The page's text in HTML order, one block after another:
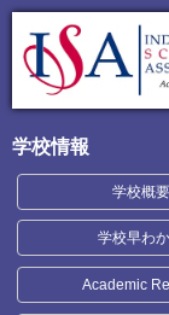
学校情報
学校概要
学校早わ
Academic